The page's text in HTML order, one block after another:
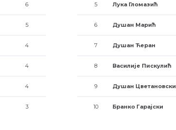
6
5
4
4
4
3
5 Лука Гломазић
6 Душан Марић
7 Душан Ћеран
8 Василије Пискулић
9 Душан Цветановски
10 Бранко Гарајски